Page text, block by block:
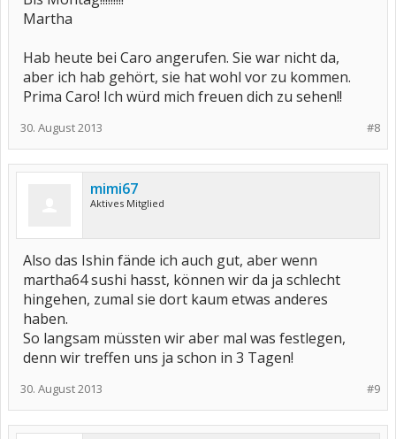
Martha
Hab heute bei Caro angerufen. Sie war nicht da,
aber ich hab gehört, sie hat wohl vor zu kommen.
Prima Caro! Ich würd mich freuen dich zu sehen!!
#8
30. August 2013
mimi67
Aktives Mitglied
Also das Ishin fände ich auch gut, aber wenn
martha64 sushi hasst, können wir da ja schlecht
hingehen, zumal sie dort kaum etwas anderes
haben.
So langsam müssten wir aber mal was festlegen,
denn wir treffen uns ja schon in 3 Tagen!
#9
30. August 2013